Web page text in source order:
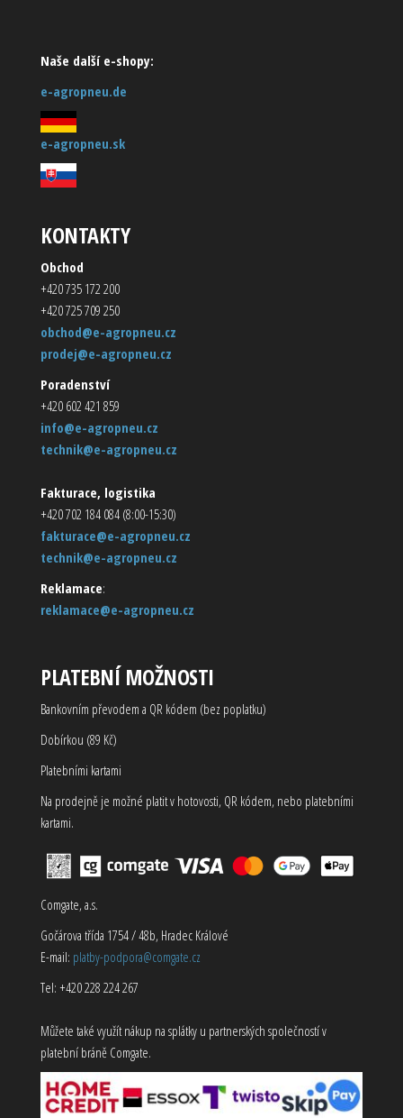
Naše další e-shopy:
e-agropneu.de
e-agropneu.sk
KONTAKTY
Obchod
+420 735 172 200
+420 725 709 250
obchod@e-agropneu.cz
prodej@e-agropneu.cz
Poradenství
+420 602 421 859
info@e-agropneu.cz
technik@e-agropneu.cz
Fakturace, logistika
+420 702 184 084 (8:00-15:30)
fakturace@e-agropneu.cz
technik@e-agropneu.cz
Reklamace:
reklamace@e-agropneu.cz
PLATEBNÍ MOŽNOSTI
Bankovním převodem a QR kódem (bez poplatku)
Dobírkou (89 Kč)
Platebními kartami
Na prodejně je možné platit v hotovosti, QR kódem, nebo platebními
kartami.
Comgate, a.s.
Gočárova třída 1754 / 48b, Hradec Králové
E-mail: platby-podpora@comgate.cz
Tel: +420 228 224 267
Můžete také využít nákup na splátky u partnerských společností v
platební bráně Comgate.